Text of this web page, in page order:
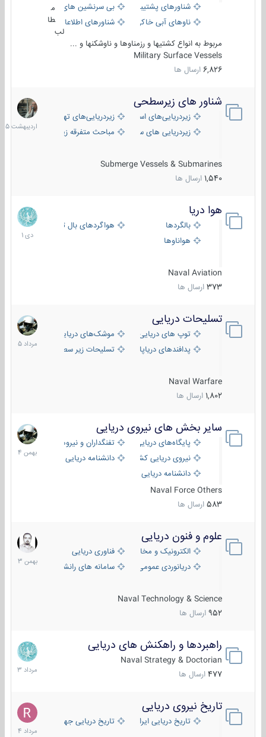
شناورهای پشتیبانی
بی سرنشین های دریایی
ناوهای آبی خاکی و نیروبرشناورهای اطلاعاتی و جاسوسی
طا
لب
مربوط به انواع کشتیها و رزمناوها و ناوشکنها و ...
Military Surface Vessels
6,826 ارسال ها
شناور های زیرسطحی
زیردریایی‌های استراتژیکزیردریایی‌های تهاجمی
زیردریایی های سبک
مباحث متفرقه زیرسطحی
Submerge Vessels & Submarines
1,540 ارسال ها
31
1405
هوا دریا
بالگردها
هواگردهای بال ثابت
هواناوها
Naval Aviation
373 ارسال ها
12
دی
1401
تسلیحات دریایی
توپ های دریایی
موشک‌های دریایی
پدافندهای دریاپایه
تسلیحات زیر سطحی
Naval Warfare
1,802 ارسال ها
2
مرداد
1405
سایر بخش های نیروی دریایی
پایگاه‌های دریایی
تفنگداران و نیروهای ویژه‌ی دریایی
نیروی دریایی کشورهای مختلفدانشنامه دریایی
دانشنامه دریایی کپی
Naval Force Others
583 ارسال ها
22
بهمن
1404
علوم و فنون دریایی
الکترونیک و مخابرات دریاییفناوری دریایی
دریانوردی عمومی
سامانه های رانشی دریایی
Naval Technology & Science
952 ارسال ها
6
بهمن
1403
راهبردها و راهکنش های دریایی
Naval Strategy & Doctorian
477 ارسال ها
2
مرداد
1403
تاریخ نیروی دریایی
تاریخ دریایی ایران تاریخ دریایی جهان
16
مرداد
1404